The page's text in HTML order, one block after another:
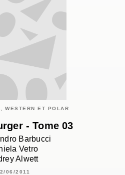
WESTERN ET POLAR
- Tome 03
Barbucci
Vetro
Alwett
06/2011